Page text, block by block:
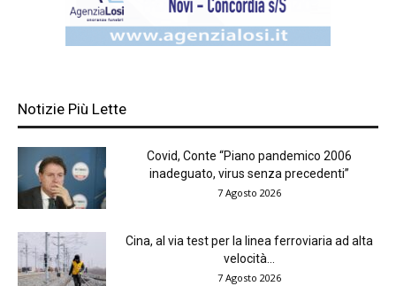
Notizie Più Lette
Covid, Conte “Piano pandemico 2006
inadeguato, virus senza precedenti”
7 Agosto 2026
Cina, al via test per la linea ferroviaria ad alta
velocità...
7 Agosto 2026